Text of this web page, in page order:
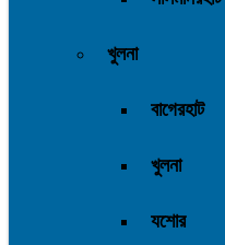
খুলনা
বাগেরহাট
খুলনা
যশোর